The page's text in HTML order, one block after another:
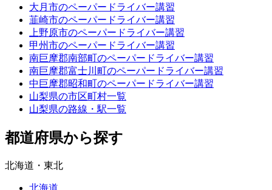
大月市のペーパードライバー講習
韮崎市のペーパードライバー講習
上野原市のペーパードライバー講習
甲州市のペーパードライバー講習
南巨摩郡南部町のペーパードライバー講習
南巨摩郡富士川町のペーパードライバー講習
中巨摩郡昭和町のペーパードライバー講習
山梨県の市区町村一覧
山梨県の路線・駅一覧
都道府県から探す
北海道・東北
北海道